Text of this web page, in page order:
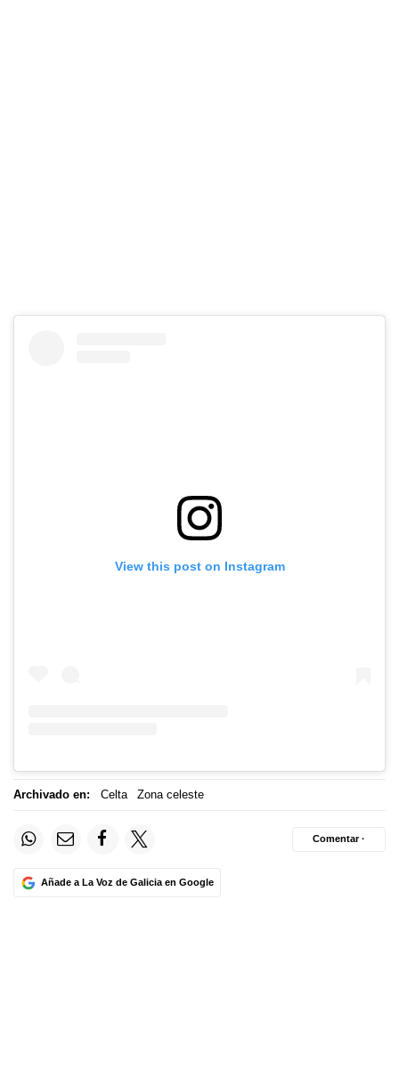
View this post on Instagram
Archivado en: Celta Zona celeste
Añade a La Voz de Galicia en Google
Comentar ·